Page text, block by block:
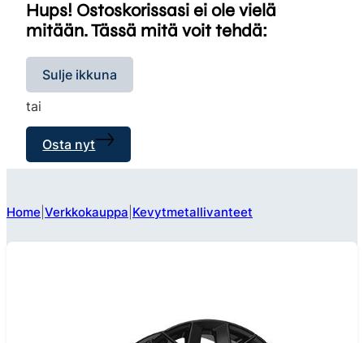
Hups! Ostoskorissasi ei ole vielä
mitään. Tässä mitä voit tehdä:
Sulje ikkuna
tai
Osta nyt
Home Verkkokauppa Kevytmetallivanteet